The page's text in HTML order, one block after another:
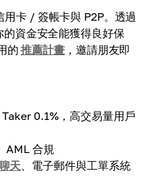
用卡 / 簽帳卡與 P2P。透過
資金安全能獲得良好保
的推薦計畫 ，邀請朋友即
0.1%，高交易量用戶
AML 合規
天、電子郵件與工單系統